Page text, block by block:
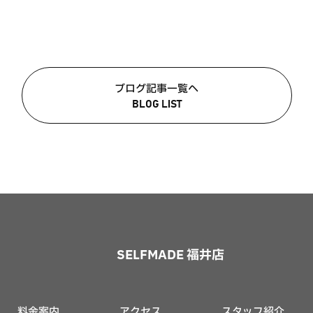
ブログ記事一覧へ
BLOG LIST
SELFMADE 福井店